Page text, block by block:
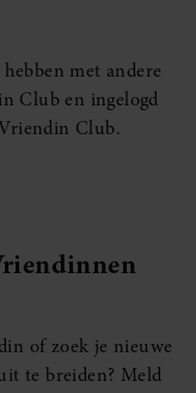
met andere
Club en ingelogd
Club.
of zoek je nieuwe
te breiden? Meld